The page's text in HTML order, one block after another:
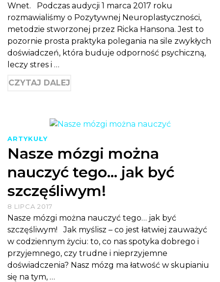
Wnet. Podczas audycji 1 marca 2017 roku
rozmawialiśmy o Pozytywnej Neuroplastyczności,
metodzie stworzonej przez Ricka Hansona. Jest to
pozornie prosta praktyka polegania na sile zwykłych
doświadczeń, która buduje odporność psychiczną,
leczy stres i …
CZYTAJ DALEJ
ARTYKUŁY
Nasze mózgi można
nauczyć tego… jak być
szczęśliwym!
8 LIPCA 2017
Nasze mózgi można nauczyć tego… jak być
szczęśliwym! Jak myślisz – co jest łatwiej zauważyć
w codziennym życiu: to, co nas spotyka dobrego i
przyjemnego, czy trudne i nieprzyjemne
doświadczenia? Nasz mózg ma łatwość w skupianiu
się na tym, …